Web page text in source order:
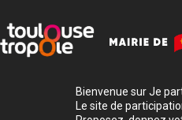
Bienvenue sur Je
Le site de